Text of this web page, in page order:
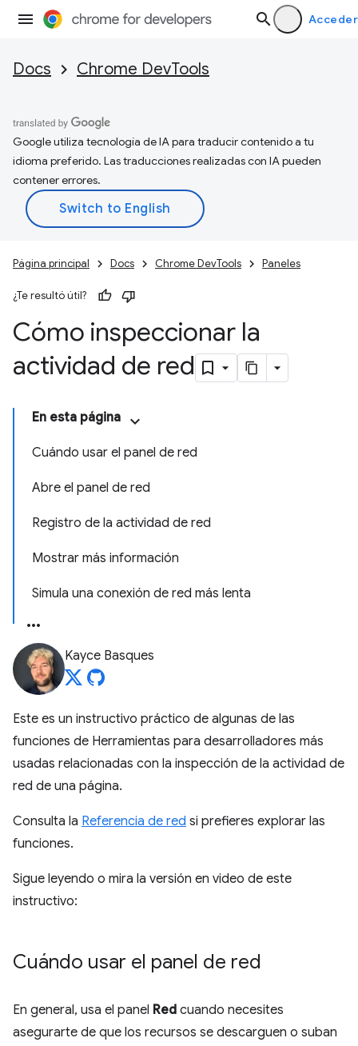
Acceder
Docs Chrome DevTools
Google utiliza tecnología de IA para traducir contenido a tu
idioma preferido. Las traducciones realizadas con IA pueden
contener errores.
Página principal Docs Chrome DevTools Paneles
¿Te resultó útil?
Cómo inspeccionar la
actividad de red
En esta página
Cuándo usar el panel de red
Abre el panel de red
Registro de la actividad de red
Mostrar más información
Simula una conexión de red más lenta
Kayce Basques
Este es un instructivo práctico de algunas de las
funciones de Herramientas para desarrolladores más
usadas relacionadas con la inspección de la actividad de
red de una página.
Consulta la Referencia de red si prefieres explorar las
funciones.
Sigue leyendo o mira la versión en video de este
instructivo:
Cuándo usar el panel de red
En general, usa el panel Red cuando necesites
asegurarte de que los recursos se descarguen o suban